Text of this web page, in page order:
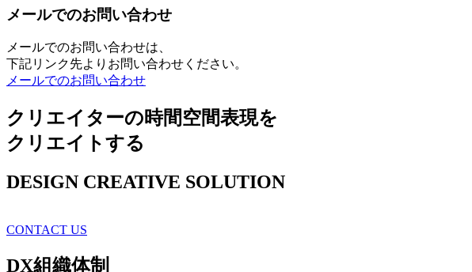
メールでのお問い合わせ
メールでのお問い合わせは、
下記リンク先よりお問い合わせください。
メールでのお問い合わせ
クリエイターの時間空間表現を
クリエイトする
DESIGN CREATIVE SOLUTION
CONTACT US
DX組織体制